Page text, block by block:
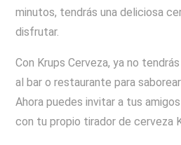
minutos, tendrás una deliciosa
disfrutar.
Con Krups Cerveza, ya no
al bar o restaurante para
Ahora puedes invitar a tus
con tu propio tirador de cerveza